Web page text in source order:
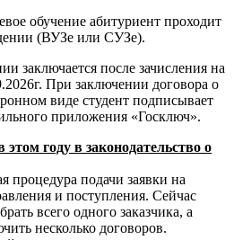
обучение абитуриент проходит
(ВУЗе или СУЗе).
заключается после зачисления на
При заключении договора о
виде студент подписывает
приложения «Госключ».
году в законодательство о
процедура подачи заявки на
и поступления. Сейчас
всего одного заказчика, а
несколько договоров.